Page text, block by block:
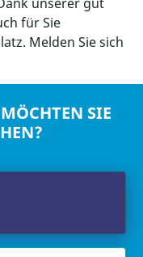
für Sie
Melden Sie sich
SIE